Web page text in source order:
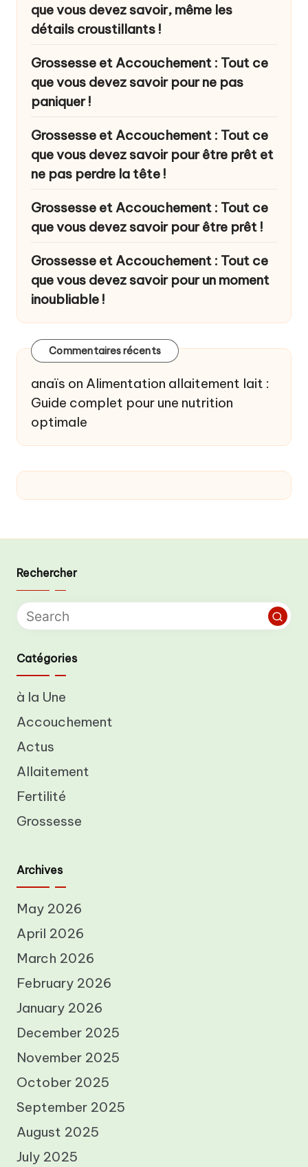
que vous devez savoir, même les
détails croustillants !
Grossesse et Accouchement : Tout ce
que vous devez savoir pour ne pas
paniquer !
Grossesse et Accouchement : Tout ce
que vous devez savoir pour être prêt et
ne pas perdre la tête !
Grossesse et Accouchement : Tout ce
que vous devez savoir pour être prêt !
Grossesse et Accouchement : Tout ce
que vous devez savoir pour un moment
inoubliable !
Commentaires récents
anaïs on Alimentation allaitement lait :
Guide complet pour une nutrition
optimale
Rechercher
Catégories
à la Une
Accouchement
Actus
Allaitement
Fertilité
Grossesse
Archives
May 2026
April 2026
March 2026
February 2026
January 2026
December 2025
November 2025
October 2025
September 2025
August 2025
July 2025